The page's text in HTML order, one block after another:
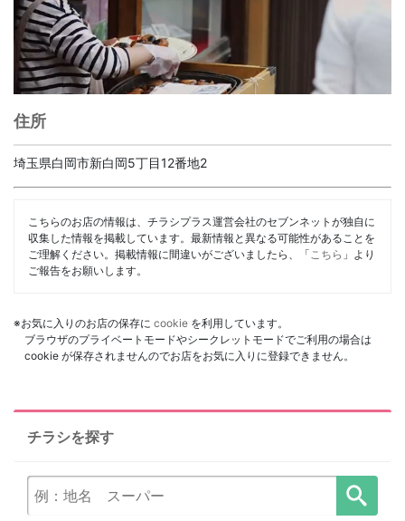
住所
埼玉県白岡市新白岡5丁目12番地2
こちらのお店の情報は、チラシプラス運営会社のセブンネットが独自に
収集した情報を掲載しています。最新情報と異なる可能性があることを
ご理解ください。掲載情報に間違いがございましたら、「 こちら 」より
ご報告をお願いします。
※お気に入りのお店の保存に cookie を利用しています。
ブラウザのプライベートモードやシークレットモードでご利用の場合は
cookie が保存されませんのでお店をお気に入りに登録できません。
チラシを探す